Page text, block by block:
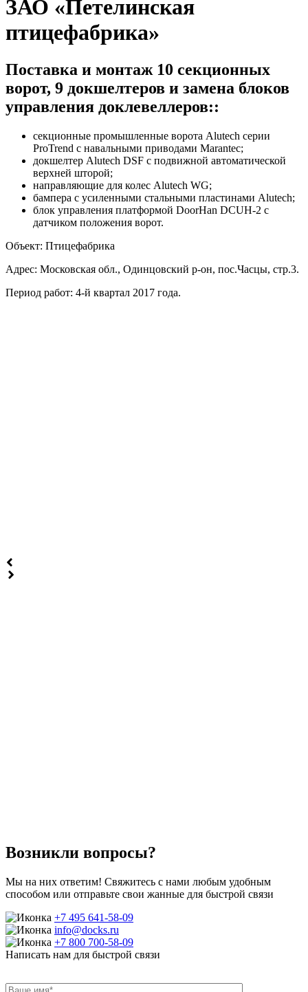
ЗАО «Петелинская
птицефабрика»
Поставка и монтаж 10 секционных
ворот, 9 докшелтеров и замена блоков
управления доклевеллеров::
cекционные промышленные ворота Alutech серии
ProTrend с навальными приводами Marantec;
докшелтер Alutech DSF с подвижной автоматической
верхней шторой;
направляющие для колес Alutech WG;
бампера с усиленными стальными пластинами Alutech;
блок управления платформой DoorHan DCUH-2 с
датчиком положения ворот.
Объект: Птицефабрика
Адрес: Московская обл., Одинцовский р-он, пос.Часцы, стр.3.
Период работ: 4-й квартал 2017 года.
Возникли вопросы?
Мы на них ответим! Свяжитесь с нами любым удобным
способом или отправьте свои жанные для быстрой связи
+7 495 641-58-09
info@docks.ru
+7 800 700-58-09
Написать нам для быстрой связи